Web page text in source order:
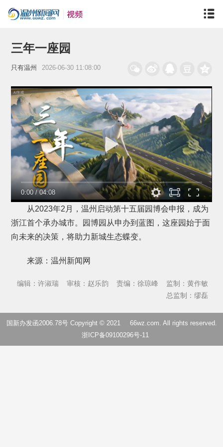
三年一座园
只有温州 2026-06-30 11:08:00
0:00/04:08
从2023年2月，温州启动第十五届园博会申报，成为
浙江首个承办城市。园博园从申办到蓝图，这座园始于面
向未来的决策，将助力新城生态蝶变。
来源：温州新闻网
编辑：许淑瑞 审核：赵乐韵 责编：徐琼峰
监制：黄作敏
总监制：缪磊
国新办发函2006.78号 Copyright © 2021 66wz.com. All rights reserved.
浙ICP备09100296号-11